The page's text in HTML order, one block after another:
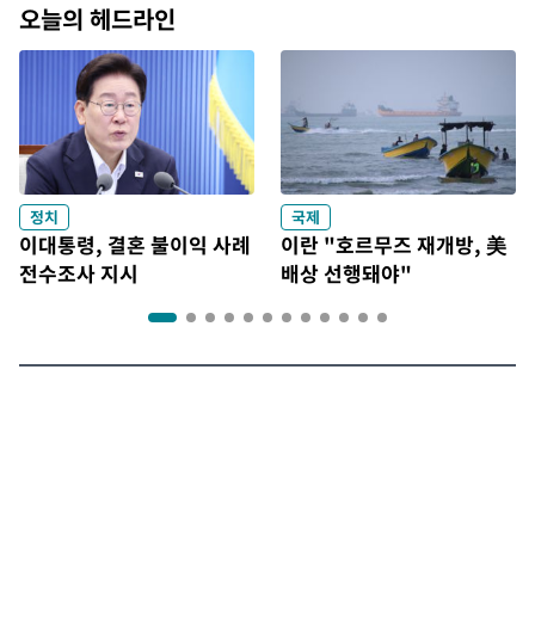
오늘의 헤드라인
정치
이대통령, 결혼 불이익 사례
전수조사 지시
국제
이란 "호르무즈 재개방, 美
배상 선행돼야"